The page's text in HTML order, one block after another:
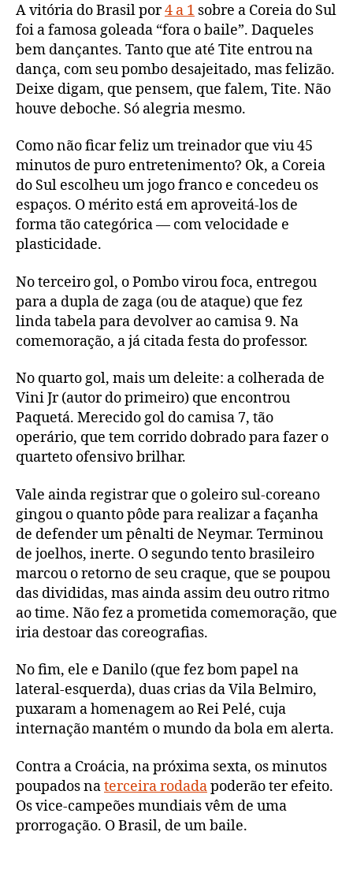
A vitória do Brasil por4 a 1 sobre a Coreia do Sul
foi a famosa goleada “fora o baile”. Daqueles
bem dançantes. Tanto que até Tite entrou na
dança, com seu pombo desajeitado, mas felizão.
Deixe digam, que pensem, que falem, Tite. Não
houve deboche. Só alegria mesmo.
Como não ficar feliz um treinador que viu 45
minutos de puro entretenimento? Ok, a Coreia
do Sul escolheu um jogo franco e concedeu os
espaços. O mérito está em aproveitá-los de
forma tão categórica — com velocidade e
plasticidade.
No terceiro gol, o Pombo virou foca, entregou
para a dupla de zaga (ou de ataque) que fez
linda tabela para devolver ao camisa 9. Na
comemoração, a já citada festa do professor.
No quarto gol, mais um deleite: a colherada de
Vini Jr (autor do primeiro) que encontrou
Paquetá. Merecido gol do camisa 7, tão
operário, que tem corrido dobrado para fazer o
quarteto ofensivo brilhar.
Vale ainda registrar que o goleiro sul-coreano
gingou o quanto pôde para realizar a façanha
de defender um pênalti de Neymar. Terminou
de joelhos, inerte. O segundo tento brasileiro
marcou o retorno de seu craque, que se poupou
das divididas, mas ainda assim deu outro ritmo
ao time. Não fez a prometida comemoração, que
iria destoar das coreografias.
No fim, ele e Danilo (que fez bom papel na
lateral-esquerda), duas crias da Vila Belmiro,
puxaram a homenagem ao Rei Pelé, cuja
internação mantém o mundo da bola em alerta.
Contra a Croácia, na próxima sexta, os minutos
poupados naterceira rodadapoderão ter efeito.
Os vice-campeões mundiais vêm de uma
prorrogação. O Brasil, de um baile.